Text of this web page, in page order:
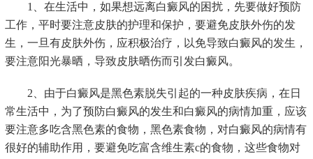
1、在生活中，如果想远离白癜风的困扰，先要做好预防
工作，平时要注意皮肤的护理和保护，要避免皮肤外伤的发
生，一旦有皮肤外伤，应积极治疗，以免导致白癜风的发生，
要注意阳光暴晒，导致皮肤晒伤而引发白癜风。
2、由于白癜风是黑色素脱失引起的一种皮肤疾病，在日
常生活中，为了预防白癜风的发生和白癜风的病情加重，应该
要注意多吃含黑色素的食物，黑色素食物，对白癜风的病情有
很好的辅助作用，要避免吃富含维生素c的食物，这些食物对